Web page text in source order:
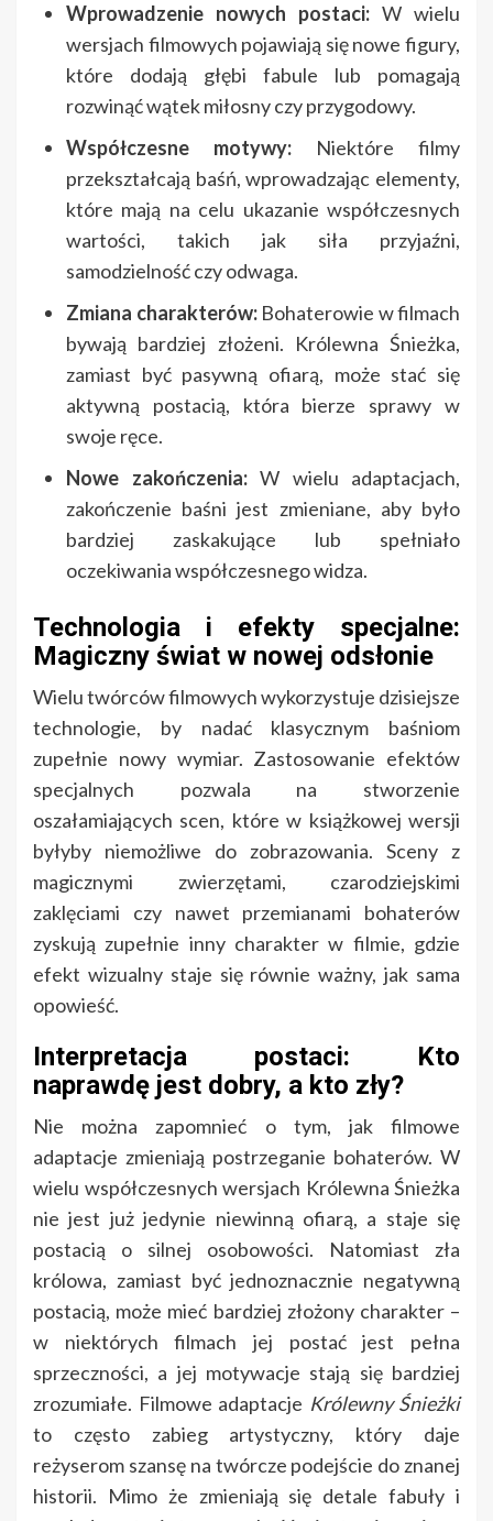
Wprowadzenie nowych postaci: W wielu
wersjach filmowych pojawiają się nowe figury,
które dodają głębi fabule lub pomagają
rozwinąć wątek miłosny czy przygodowy.
Współczesne motywy: Niektóre filmy
przekształcają baśń, wprowadzając elementy,
które mają na celu ukazanie współczesnych
wartości, takich jak siła przyjaźni,
samodzielność czy odwaga.
Zmiana charakterów:Bohaterowie w filmach
bywają bardziej złożeni. Królewna Śnieżka,
zamiast być pasywną ofiarą, może stać się
aktywną postacią, która bierze sprawy w
swoje ręce.
Nowe zakończenia:W wielu adaptacjach,
zakończenie baśni jest zmieniane, aby było
bardziej zaskakujące lub spełniało
oczekiwania współczesnego widza.
Technologia i efekty specjalne:
Magiczny świat w nowej odsłonie
Wielu twórców filmowych wykorzystuje dzisiejsze
technologie, by nadać klasycznym baśniom
zupełnie nowy wymiar. Zastosowanie efektów
specjalnych pozwala na stworzenie
oszałamiających scen, które w książkowej wersji
byłyby niemożliwe do zobrazowania. Sceny z
magicznymi zwierzętami, czarodziejskimi
zaklęciami czy nawet przemianami bohaterów
zyskują zupełnie inny charakter w filmie, gdzie
efekt wizualny staje się równie ważny, jak sama
opowieść.
Interpretacja postaci: Kto
naprawdę jest dobry, a kto zły?
Nie można zapomnieć o tym, jak filmowe
adaptacje zmieniają postrzeganie bohaterów. W
wielu współczesnych wersjach Królewna Śnieżka
nie jest już jedynie niewinną ofiarą, a staje się
postacią o silnej osobowości. Natomiast zła
królowa, zamiast być jednoznacznie negatywną
postacią, może mieć bardziej złożony charakter –
w niektórych filmach jej postać jest pełna
sprzeczności, a jej motywacje stają się bardziej
zrozumiałe. Filmowe adaptacje Królewny Śnieżki
to często zabieg artystyczny, który daje
reżyserom szansę na twórcze podejście do znanej
historii. Mimo że zmieniają się detale fabuły i